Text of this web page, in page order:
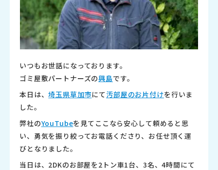
いつもお世話になっております。
ゴミ屋敷パートナーズの興島です。
本日は、埼玉県草加市にて汚部屋のお片付けを行いま
した。
弊社のYouTubeを見てここなら安心して頼めると思
い、勇気を振り絞ってお電話くださり、お任せ頂く運
びとなりました。
当日は、2DKのお部屋を2トン車1台、3名、4時間にて